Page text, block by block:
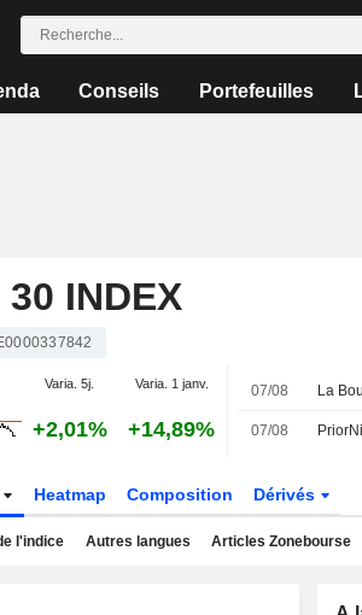
Conseils Portefeuilles
INDEX
Varia. 5j. Varia. 1 janv.
+2,01% +14,89%
07/08
07/08
Heatmap Composition Dérivés
l'indice Autres langues Articles Zonebourse